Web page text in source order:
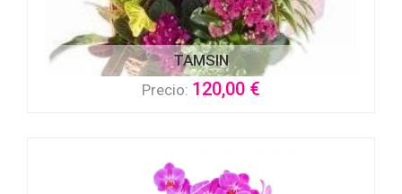
TAMSIN
Precio: 120,00 €